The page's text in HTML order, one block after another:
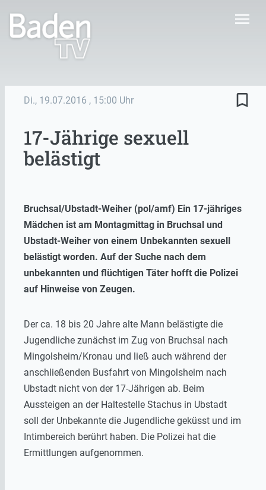
menu
Di., 19.07.2016 , 15:00 Uhr bookmark_border
17-Jährige sexuell
belästigt
Bruchsal/Ubstadt-Weiher (pol/amf) Ein 17-jähriges
Mädchen ist am Montagmittag in Bruchsal und
Ubstadt-Weiher von einem Unbekannten sexuell
belästigt worden. Auf der Suche nach dem
unbekannten und flüchtigen Täter hofft die Polizei
auf Hinweise von Zeugen.
Der ca. 18 bis 20 Jahre alte Mann belästigte die
Jugendliche zunächst im Zug von Bruchsal nach
Mingolsheim/Kronau und ließ auch während der
anschließenden Busfahrt von Mingolsheim nach
Ubstadt nicht von der 17-Jährigen ab. Beim
Aussteigen an der Haltestelle Stachus in Ubstadt
soll der Unbekannte die Jugendliche geküsst und im
Intimbereich berührt haben. Die Polizei hat die
Ermittlungen aufgenommen.